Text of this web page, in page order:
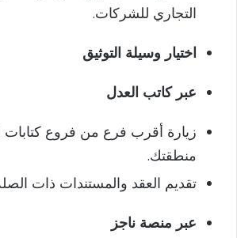
التجاري للشركات.
اختيار وسيلة التوثيق
عبر كاتب العدل
زيارة أقرب فرع من فروع
منطقتك.
تقديم العقد والمستندات ذات
عبر منصة ناجز